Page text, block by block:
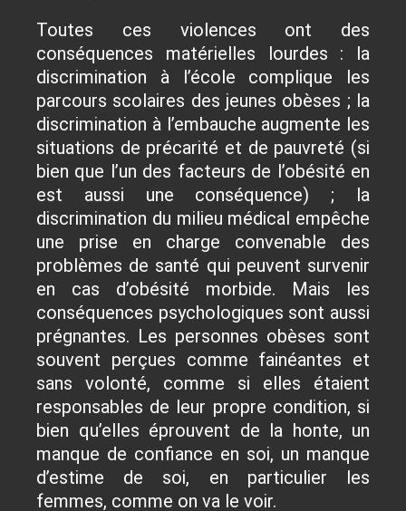
Toutes ces violences ont des
conséquences matérielles lourdes : la
discrimination à l’école complique les
parcours scolaires des jeunes obèses ; la
discrimination à l’embauche augmente les
situations de précarité et de pauvreté (si
bien que l’un des facteurs de l’obésité en
est aussi une conséquence) ; la
discrimination du milieu médical empêche
une prise en charge convenable des
problèmes de santé qui peuvent survenir
en cas d’obésité morbide. Mais les
conséquences psychologiques sont aussi
prégnantes. Les personnes obèses sont
souvent perçues comme fainéantes et
sans volonté, comme si elles étaient
responsables de leur propre condition, si
bien qu’elles éprouvent de la honte, un
manque de confiance en soi, un manque
d’estime de soi, en particulier les
femmes, comme on va le voir.